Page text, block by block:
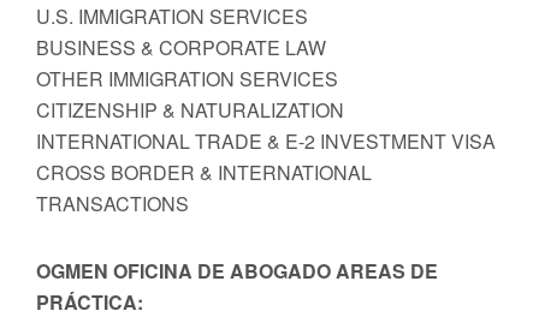
U.S. IMMIGRATION SERVICES
BUSINESS & CORPORATE LAW
OTHER IMMIGRATION SERVICES
CITIZENSHIP & NATURALIZATION
INTERNATIONAL TRADE & E-2 INVESTMENT VISA
CROSS BORDER & INTERNATIONAL
TRANSACTIONS
OGMEN OFICINA DE ABOGADO AREAS DE
PRÁCTICA: